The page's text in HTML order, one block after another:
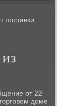
поставки
от 22-
доме